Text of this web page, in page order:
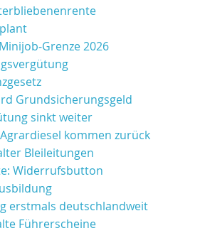
2026
Grundsicherungsgeld
sinkt weiter
kommen zurück
Bleileitungen
Widerrufsbutton
erstmals deutschlandweit
Führerscheine